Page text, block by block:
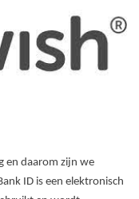
en daarom zijn we
ID is een elektronisch